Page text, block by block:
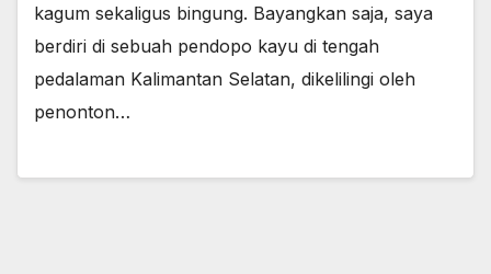
kagum sekaligus bingung. Bayangkan saja, saya
berdiri di sebuah pendopo kayu di tengah
pedalaman Kalimantan Selatan, dikelilingi oleh
penonton…